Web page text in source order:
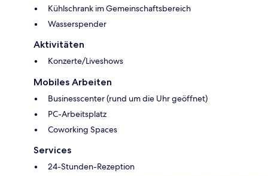
Kühlschrank im Gemeinschaftsbereich
Wasserspender
Aktivitäten
Konzerte/Liveshows
Mobiles Arbeiten
Businesscenter (rund um die Uhr geöffnet)
PC-Arbeitsplatz
Coworking Spaces
Services
24-Stunden-Rezeption